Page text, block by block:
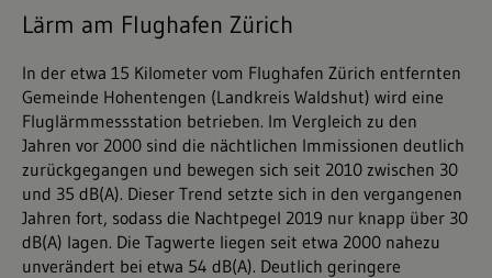
Lärm am Flughafen Zürich
In der etwa 15 Kilometer vom Flughafen Zürich entfernten
Gemeinde Hohentengen (Landkreis Waldshut) wird eine
Fluglärmmessstation betrieben. Im Vergleich zu den
Jahren vor 2000 sind die nächtlichen Immissionen deutlich
zurückgegangen und bewegen sich seit 2010 zwischen 30
und 35 dB(A). Dieser Trend setzte sich in den vergangenen
Jahren fort, sodass die Nachtpegel 2019 nur knapp über 30
dB(A) lagen. Die Tagwerte liegen seit etwa 2000 nahezu
unverändert bei etwa 54 dB(A). Deutlich geringere